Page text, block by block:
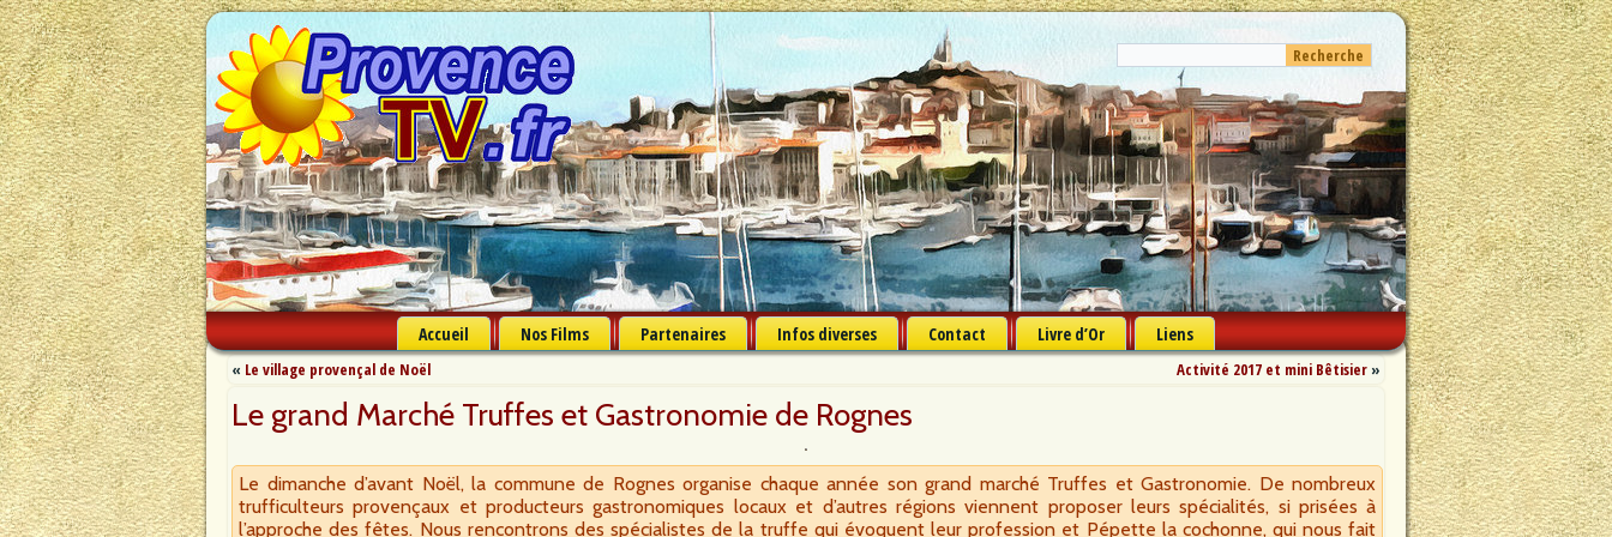
Accueil Nos Films Partenaires Infos diverses Contact Livre d’Or Liens
« Le village provençal de Noël Activité 2017 et mini Bêtisier »
Le grand Marché Truffes et Gastronomie de Rognes
Le dimanche d’avant Noël, la commune de Rognes organise chaque année son grand marché Truffes et Gastronomie. De nombreux
trufficulteurs provençaux et producteurs gastronomiques locaux et d’autres régions viennent proposer leurs spécialités, si prisées à
l’approche des fêtes. Nous rencontrons des spécialistes de la truffe qui évoquent leur profession et Pépette la cochonne, qui nous fait